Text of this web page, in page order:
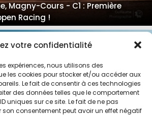
votre confidentialité
expériences, nous utilisons des
les cookies pour stocker et/ou accéder aux
Le fait de consentir à ces technologies
des données telles que le comportement
uniques sur ce site. Le fait de ne pas
son consentement peut avoir un effet négatif
Magny-Cours - C1 : Première
Racing !